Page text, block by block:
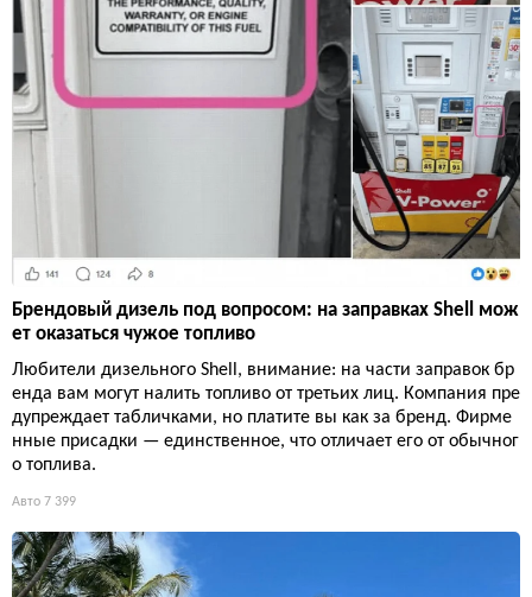
Брендовый дизель под вопросом: на заправках Shell мож
ет оказаться чужое топливо
Любители дизельного Shell, внимание: на части заправок бр
енда вам могут налить топливо от третьих лиц. Компания пре
дупреждает табличками, но платите вы как за бренд. Фирме
нные присадки — единственное, что отличает его от обычног
о топлива.
Авто 7 399